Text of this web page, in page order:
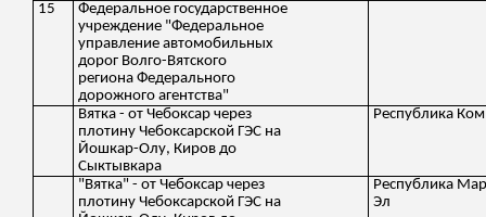
15
Федеральное государственное
учреждение "Федеральное
управление автомобильных
дорог Волго-Вятского
региона Федерального
дорожного агентства"
Вятка - от Чебоксар через
плотину Чебоксарской ГЭС на
Йошкар-Олу, Киров до
Сыктывкара
Республика
"Вятка" - от Чебоксар через
плотину Чебоксарской ГЭС на
Республика
Эл